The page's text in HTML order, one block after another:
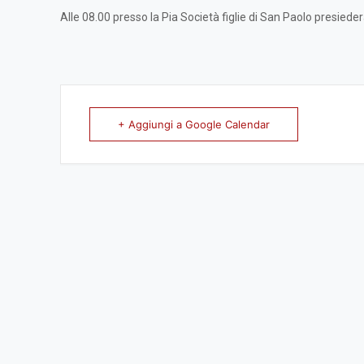
Alle 08.00 presso la Pia Società figlie di San Paolo
+ Aggiungi a Google Calendar